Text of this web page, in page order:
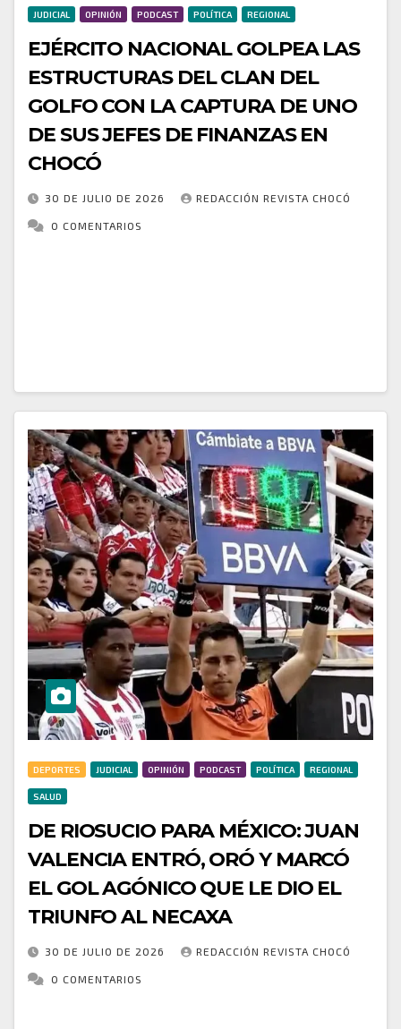
JUDICIAL OPINIÓN PODCAST POLÍTICA REGIONAL
EJÉRCITO NACIONAL GOLPEA LAS
ESTRUCTURAS DEL CLAN DEL
GOLFO CON LA CAPTURA DE UNO
DE SUS JEFES DE FINANZAS EN
CHOCÓ
30 DE JULIO DE 2026 REDACCIÓN REVISTA CHOCÓ
0 COMENTARIOS
DEPORTES JUDICIAL OPINIÓN PODCAST POLÍTICA REGIONAL
SALUD
DE RIOSUCIO PARA MÉXICO: JUAN
VALENCIA ENTRÓ, ORÓ Y MARCÓ
EL GOL AGÓNICO QUE LE DIO EL
TRIUNFO AL NECAXA
30 DE JULIO DE 2026 REDACCIÓN REVISTA CHOCÓ
0 COMENTARIOS